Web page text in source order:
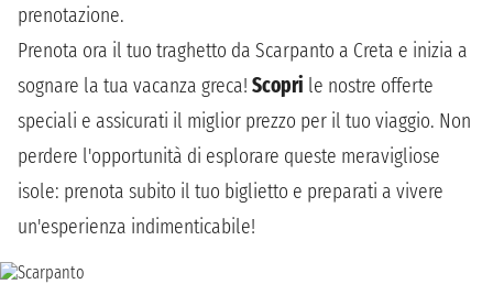
prenotazione.
Prenota ora il tuo traghetto da Scarpanto a Creta e inizia a
sognare la tua vacanza greca! Scopri le nostre offerte
speciali e assicurati il miglior prezzo per il tuo viaggio. Non
perdere l'opportunità di esplorare queste meravigliose
isole: prenota subito il tuo biglietto e preparati a vivere
un'esperienza indimenticabile!